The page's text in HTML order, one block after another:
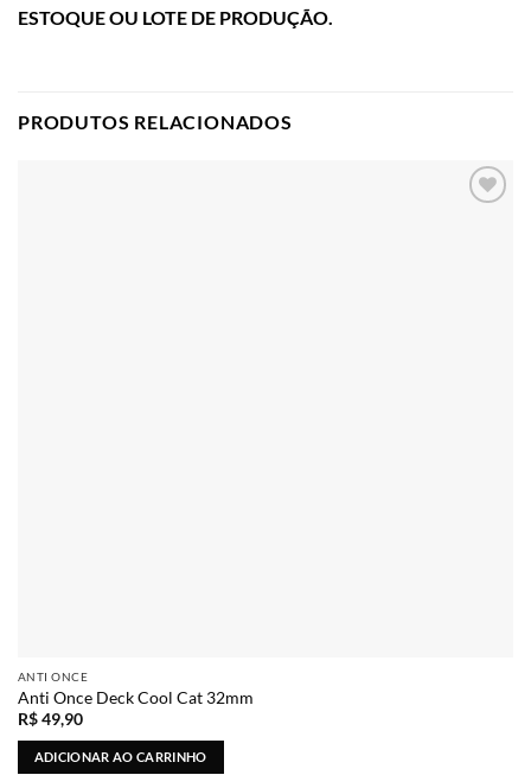
ESTOQUE OU LOTE DE PRODUÇÃO.
PRODUTOS RELACIONADOS
ANTI ONCE
Anti Once Deck Cool Cat 32mm
R$49,90
ADICIONAR AO CARRINHO